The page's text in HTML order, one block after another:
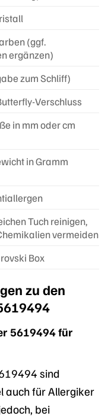
(ggf.
ergänzen)
zum Schliff)
Verschluss
in mm oder cm
in Gramm
Tuch reinigen,
vermeiden
Box
zu den
5619494 für
sind
auch für Allergiker
bei